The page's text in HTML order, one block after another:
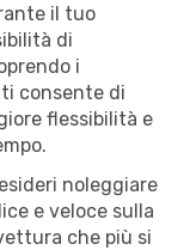
il tuo
di
i
consente di
flessibilità e
noleggiare
e veloce sulla
che più si